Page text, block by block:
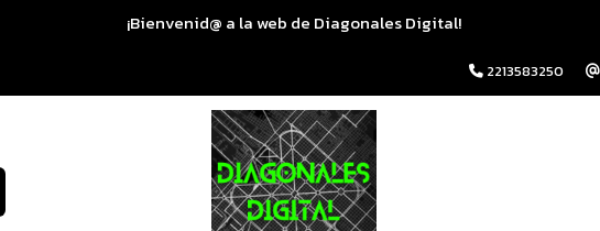
¡Bienvenid@ a la web de Diagonales Digital!
2213583250